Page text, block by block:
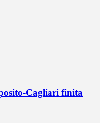
Cagliari finita